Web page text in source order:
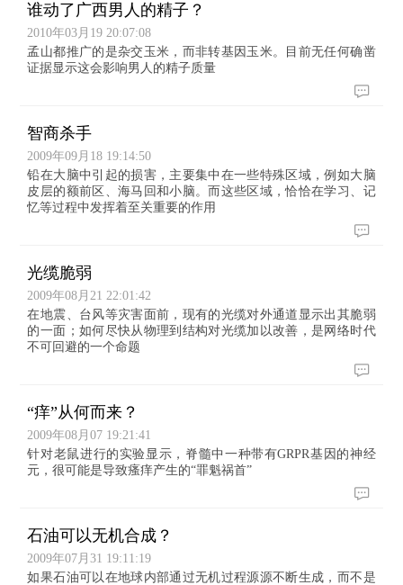
谁动了广西男人的精子？
2010年03月19 20:07:08
孟山都推广的是杂交玉米，而非转基因玉米。目前无任何确凿
证据显示这会影响男人的精子质量
智商杀手
2009年09月18 19:14:50
铅在大脑中引起的损害，主要集中在一些特殊区域，例如大脑
皮层的额前区、海马回和小脑。而这些区域，恰恰在学习、记
忆等过程中发挥着至关重要的作用
光缆脆弱
2009年08月21 22:01:42
在地震、台风等灾害面前，现有的光缆对外通道显示出其脆弱
的一面；如何尽快从物理到结构对光缆加以改善，是网络时代
不可回避的一个命题
“痒”从何而来？
2009年08月07 19:21:41
针对老鼠进行的实验显示，脊髓中一种带有GRPR基因的神经
元，很可能是导致瘙痒产生的“罪魁祸首”
石油可以无机合成？
2009年07月31 19:11:19
如果石油可以在地球内部通过无机过程源源不断生成，而不是